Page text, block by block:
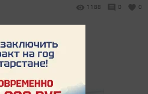
1188 0 0